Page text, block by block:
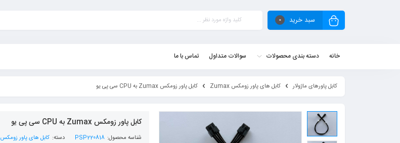
سبد خرید 0
خانه دسته بندی محصولات سوالات متداول تماس با ما
کابل پاورهای ماژولار کابل های پاور زومکس Zumax کابل پاور زومکس Zumax به CPU سی پی یو
کابل پاور زومکس Zumax به CPU سی پی یو
شناسه محصول: PSP220818 دسته: کابل های پاور زومکس Zumax